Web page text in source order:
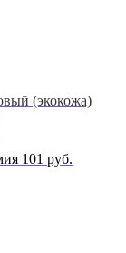
(экокожа)
101 руб.